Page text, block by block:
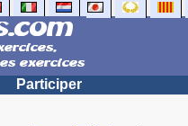
Participer